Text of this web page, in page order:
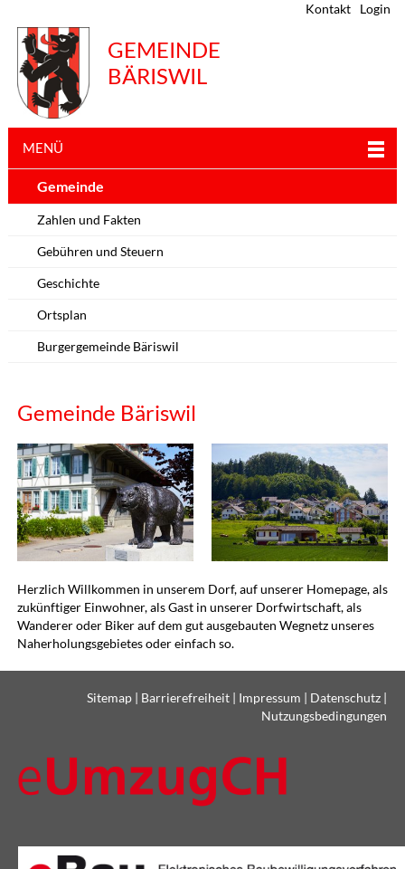
Kontakt Login
GEMEINDE
BÄRISWIL
MENÜ
Gemeinde
Zahlen und Fakten
Gebühren und Steuern
Geschichte
Ortsplan
Burgergemeinde Bäriswil
Gemeinde Bäriswil
Herzlich Willkommen in unserem Dorf, auf unserer Homepage, als
zukünftiger Einwohner, als Gast in unserer Dorfwirtschaft, als
Wanderer oder Biker auf dem gut ausgebauten Wegnetz unseres
Naherholungsgebietes oder einfach so.
Sitemap Barrierefreiheit Impressum Datenschutz
Nutzungsbedingungen